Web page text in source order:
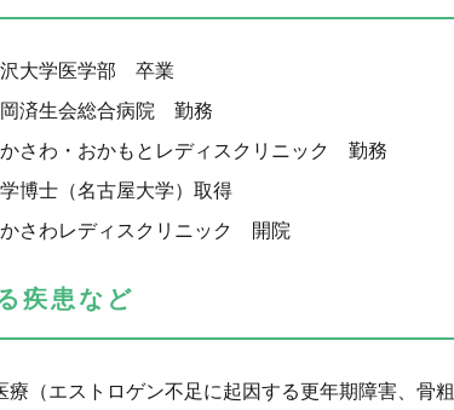
大学医学部 卒業
済生会総合病院 勤務
さわ・おかもとレディスクリニック 勤務
博士（名古屋大学）取得
さわレディスクリニック 開院
疾患など
療（エストロゲン不足に起因する更年期障害、骨粗